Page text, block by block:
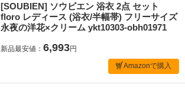
[SOUBIEN] ソウビエン 浴衣 2点 セット
floro レディース (浴衣/半幅帯) フリーサイズ
永夜の洋花×クリーム ykt10303-obh01971
新品最安値： 6,993円
Amazonで購入